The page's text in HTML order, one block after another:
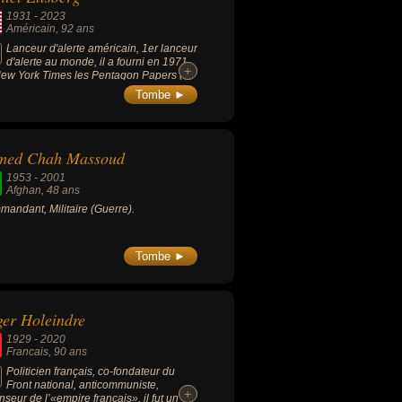
1931 -2023
Américain, 92 ans
Lanceur d'alerte américain, 1er lanceur
d'alerte au monde, il a fourni en 1971
York Times les Pentagon Papers (7
pages de documentation top-secrète
au Pentagone et concernant le
+
+
Tombe ►
Chah Massoud
1953 -2001
Afghan, 48 ans
Militaire (Guerre).
Tombe ►
Holeindre
1929 -2020
Francais, 90 ans
Politicien français, co-fondateur du
Front national, anticommuniste,
de l’«empire français», il fut un +
+